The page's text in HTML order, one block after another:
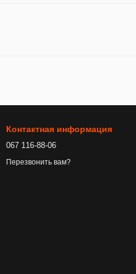
Контактная информация
067 116-88-06
Перезвонить вам?